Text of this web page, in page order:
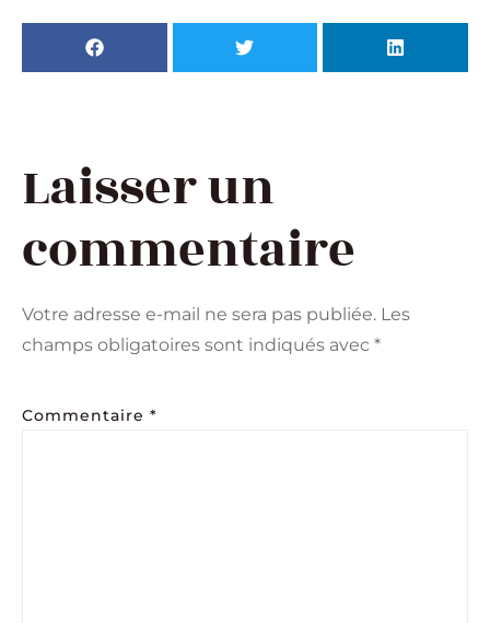
Laisser un
commentaire
Votre adresse e-mail ne sera pas publiée. Les
champs obligatoires sont indiqués avec *
Commentaire *